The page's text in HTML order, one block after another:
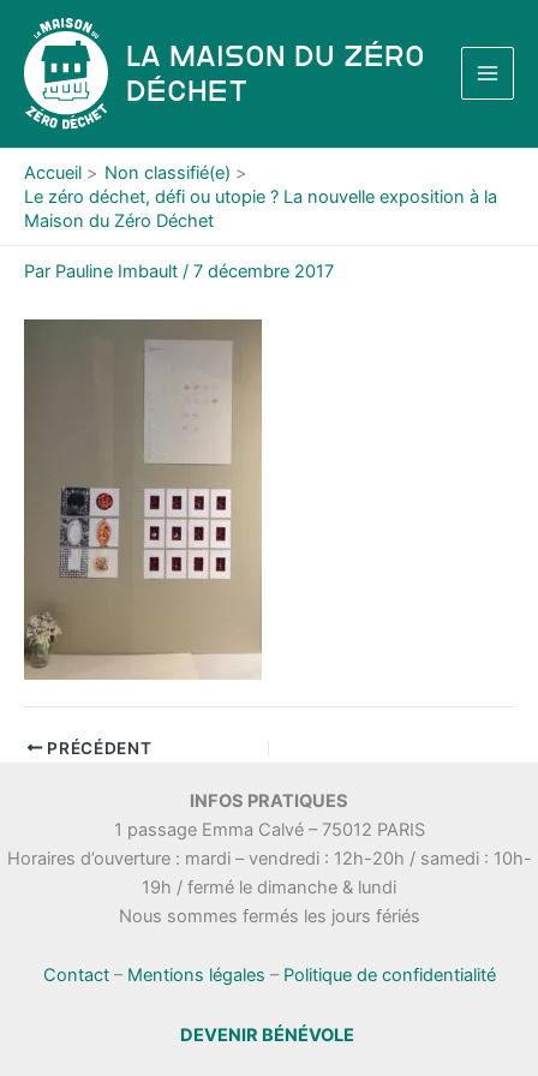
contenu
La Maison du Zéro
Déchet
Accueil
Non classifié(e)
Le zéro déchet, défi ou utopie ? La nouvelle exposition à la
Maison du Zéro Déchet
Par Pauline Imbault / 7 décembre 2017
PRÉCÉDENT
INFOS PRATIQUES
1 passage Emma Calvé – 75012 PARIS
Horaires d’ouverture : mardi – vendredi : 12h-20h / samedi : 10h-
19h / fermé le dimanche & lundi
Nous sommes fermés les jours fériés
Contact– Mentions légales – Politique de confidentialité
DEVENIR BÉNÉVOLE